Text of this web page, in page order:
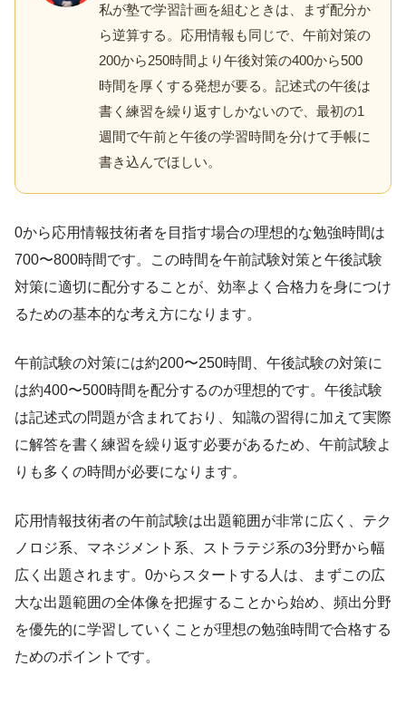
私が塾で学習計画を組むときは、まず配分か
ら逆算する。応用情報も同じで、午前対策の
200から250時間より午後対策の400から500
時間を厚くする発想が要る。記述式の午後は
書く練習を繰り返すしかないので、最初の1
週間で午前と午後の学習時間を分けて手帳に
書き込んでほしい。
0から応用情報技術者を目指す場合の理想的な勉強時間は
700〜800時間です。この時間を午前試験対策と午後試験
対策に適切に配分することが、効率よく合格力を身につけ
るための基本的な考え方になります。
午前試験の対策には約200〜250時間、午後試験の対策に
は約400〜500時間を配分するのが理想的です。午後試験
は記述式の問題が含まれており、知識の習得に加えて実際
に解答を書く練習を繰り返す必要があるため、午前試験よ
りも多くの時間が必要になります。
応用情報技術者の午前試験は出題範囲が非常に広く、テク
ノロジ系、マネジメント系、ストラテジ系の3分野から幅
広く出題されます。0からスタートする人は、まずこの広
大な出題範囲の全体像を把握することから始め、頻出分野
を優先的に学習していくことが理想の勉強時間で合格する
ためのポイントです。